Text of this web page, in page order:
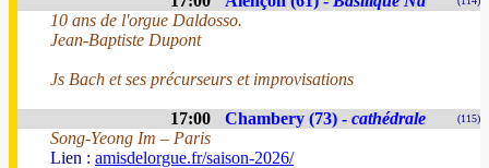
10 ans de l'orgue Daldosso.
Jean-Baptiste Dupont
Js Bach et ses précurseurs et improvisations
17:00 Chambery (73) - cathédrale (115)
Song-Yeong Im – Paris
Lien : amisdelorgue.fr/saison-2026/